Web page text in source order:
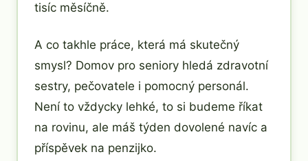
tisíc měsíčně.
A co takhle práce, která má skutečný
smysl? Domov pro seniory hledá zdravotní
sestry, pečovatele i pomocný personál.
Není to vždycky lehké, to si budeme říkat
na rovinu, ale máš týden dovolené navíc a
příspěvek na penzijko.